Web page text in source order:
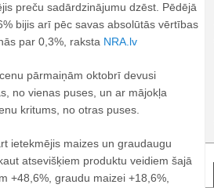
preču sadārdzinājumu dzēst. Pēdējā
bijis arī pēc savas absolūtās vērtības
par 0,3%, raksta NRA.lv
pārmaiņām oktobrī devusi
no vienas puses, un ar mājokļa
kritums, no otras puses.
ietekmējis maizes un graudaugu
atsevišķiem produktu veidiem šajā
+48,6%, graudu maizei +18,6%,